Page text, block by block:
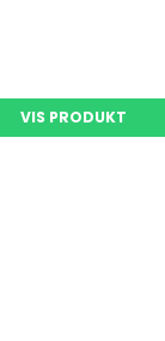
VIS PRODUKT